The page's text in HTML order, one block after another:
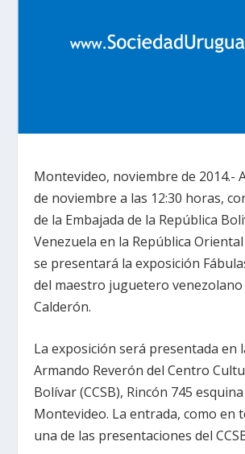
Montevideo, noviembre de 2014.-
de noviembre a las 12:30 horas,
de la Embajada de la República
Venezuela en la República
se presentará la exposición
del maestro juguetero
Calderón.
La exposición será presentada en
Armando Reverón del Centro
Bolívar (CCSB), Rincón 745
Montevideo. La entrada, como en
una de las presentaciones del